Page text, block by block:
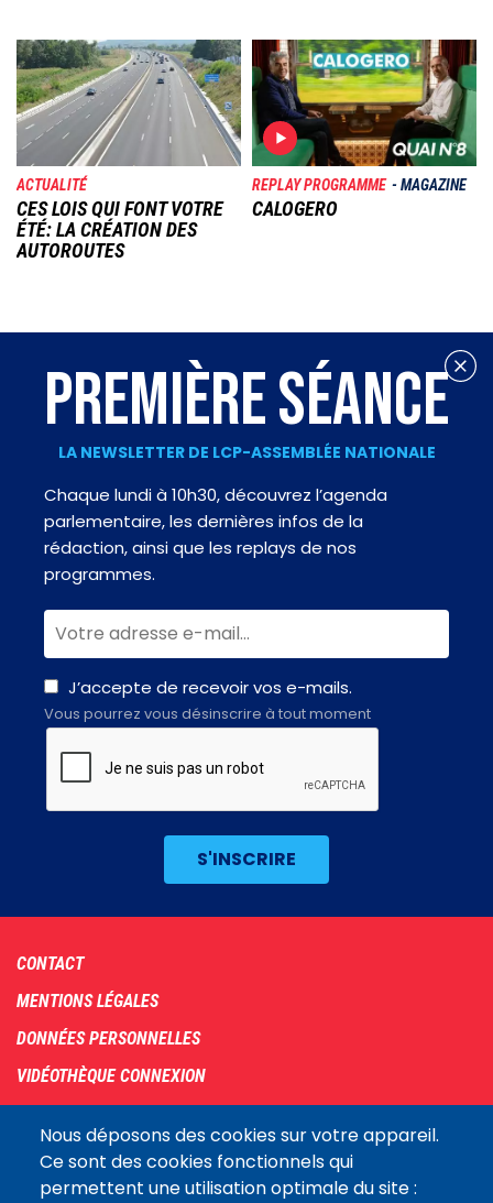
Image
ACTUALITÉ
CES LOIS QUI FONT VOTRE
ÉTÉ: LA CRÉATION DES
AUTOROUTES
Image
REPLAY PROGRAMME MAGAZINE
CALOGERO
Nous déposons des cookies sur votre appareil.
Ce sont des cookies fonctionnels qui
permettent une utilisation optimale du site :
PREMIÈRE SÉANCE
LA NEWSLETTER DE LCP-ASSEMBLÉE NATIONALE
Chaque lundi à 10h30, découvrez l’agenda
parlementaire, les dernières infos de la
rédaction, ainsi que les replays de nos
programmes.
J’accepte de recevoir vos e-mails.
Vous pourrez vous désinscrire à tout moment
Footer
menu
CONTACT
MENTIONS LÉGALES
DONNÉES PERSONNELLES
VIDÉOTHÈQUE CONNEXION
COOKIES